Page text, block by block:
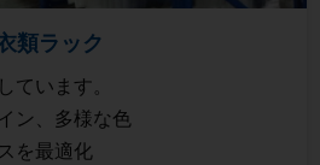
類ラック
ています。
ン、多様な色
を最適化